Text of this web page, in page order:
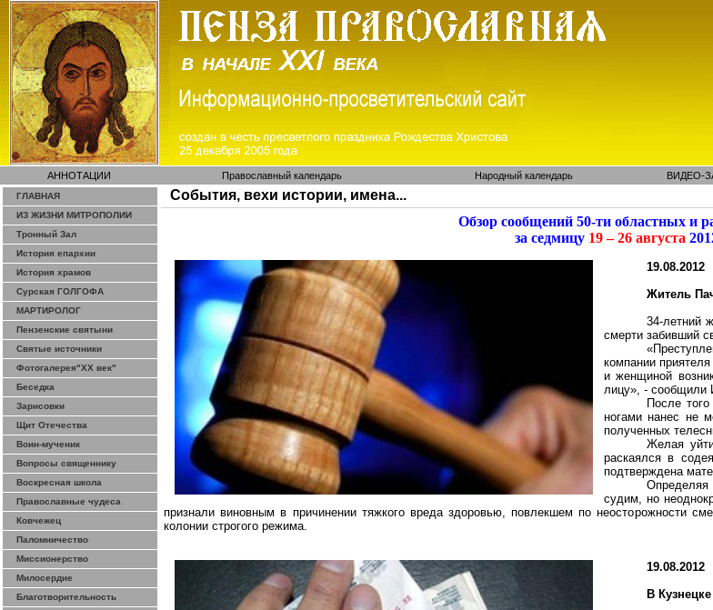
АННОТАЦИИ Православный календарь Народный календарь ВИДЕО-
ГЛАВНАЯ
ИЗ ЖИЗНИ МИТРОПОЛИИ
Тронный Зал
История епархии
История храмов
Сурская ГОЛГОФА
МАРТИРОЛОГ
Пензенские святыни
Святые источники
Фотогалерея"ХХ век"
Беседка
Зарисовки
Щит Отечества
Воин-мученик
Вопросы священнику
Воскресная школа
Православные чудеса
Ковчежец
Паломничество
Миссионерство
Милосердие
Благотворительность
События, вехи истории, имена...
Обзор сообщений 50-ти областных и
за седмицу19 – 26 августа
19.08.2012
Житель
34-летний
смерти забивший
компании
и женщиной
лицу», - сообщили
После
ногами нанес не
полученных
Желая
раскаялся в
подтверждена
судим, но
признали виновным в причинении тяжкого вреда здоровью, повлекшем по неосторожности
колонии строгого режима.
19.08.2012
В